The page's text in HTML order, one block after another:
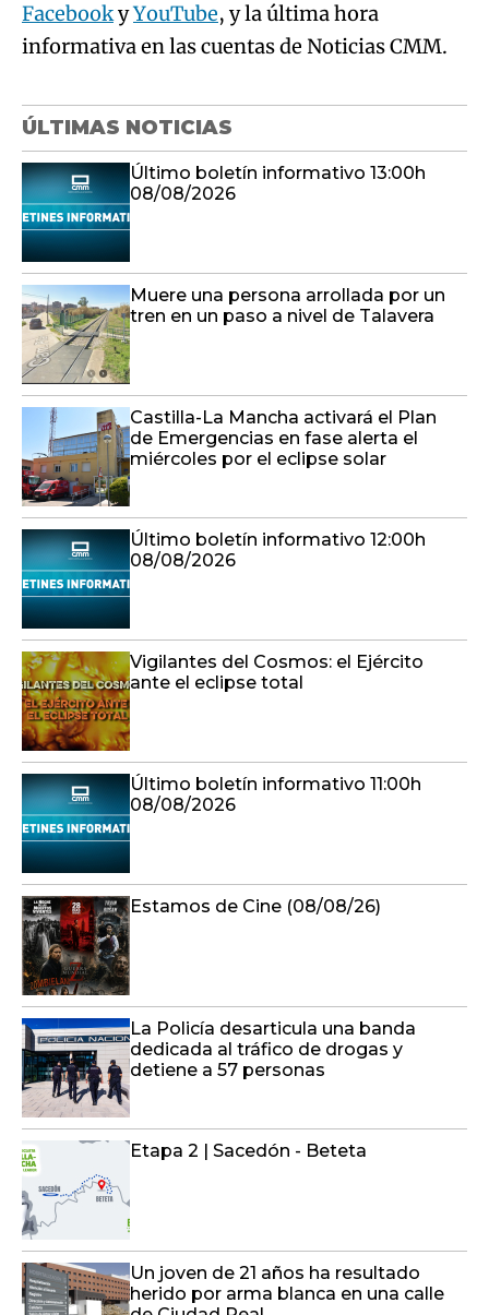
FacebookyYouTube, y la última hora
informativa en las cuentas de Noticias CMM.
ÚLTIMAS NOTICIAS
Último boletín informativo 13:00h
08/08/2026
Muere una persona arrollada por un
tren en un paso a nivel de Talavera
Castilla-La Mancha activará el Plan
de Emergencias en fase alerta el
miércoles por el eclipse solar
Último boletín informativo 12:00h
08/08/2026
Vigilantes del Cosmos: el Ejército
ante el eclipse total
Último boletín informativo 11:00h
08/08/2026
Estamos de Cine (08/08/26)
La Policía desarticula una banda
dedicada al tráfico de drogas y
detiene a 57 personas
Etapa 2 | Sacedón - Beteta
Un joven de 21 años ha resultado
herido por arma blanca en una calle